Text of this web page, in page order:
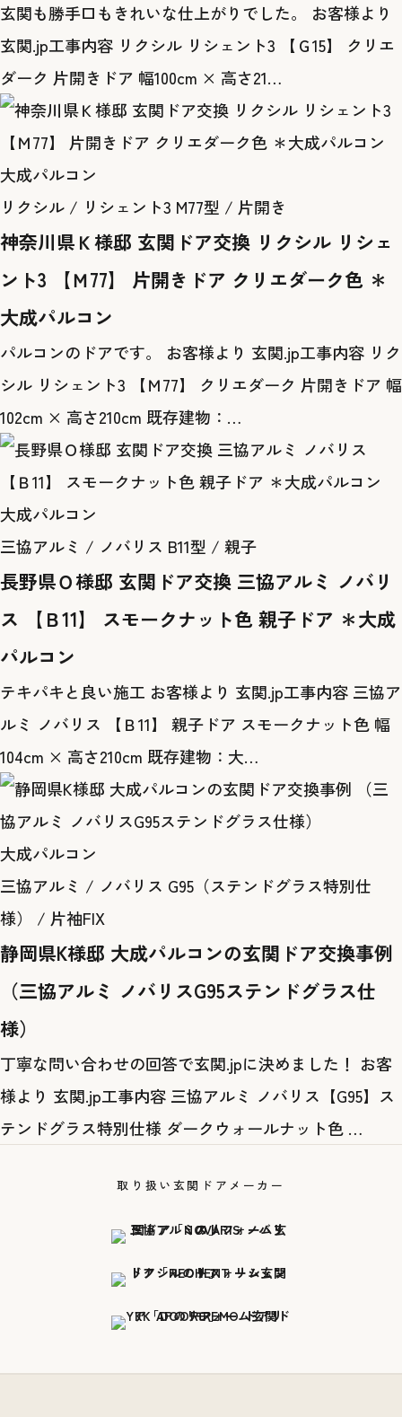
玄関も勝手口もきれいな仕上がりでした。 お客様より
玄関.jp工事内容 リクシル リシェント3 【Ｇ15】 クリエ
ダーク 片開きドア 幅100cm × 高さ21…
大成パルコン
リクシル / リシェント3 M77型 / 片開き
神奈川県Ｋ様邸 玄関ドア交換 リクシル リシェ
ント3 【Ｍ77】 片開きドア クリエダーク色 ＊
大成パルコン
パルコンのドアです。 お客様より 玄関.jp工事内容 リク
シル リシェント3 【Ｍ77】 クリエダーク 片開きドア 幅
102cm × 高さ210cm 既存建物：…
大成パルコン
三協アルミ / ノバリス B11型 / 親子
長野県Ｏ様邸 玄関ドア交換 三協アルミ ノバリ
ス 【Ｂ11】 スモークナット色 親子ドア ＊大成
パルコン
テキパキと良い施工 お客様より 玄関.jp工事内容 三協ア
ルミ ノバリス 【Ｂ11】 親子ドア スモークナット色 幅
104cm × 高さ210cm 既存建物：大…
大成パルコン
三協アルミ / ノバリス G95（ステンドグラス特別仕
様） / 片袖FIX
静岡県K様邸 大成パルコンの玄関ドア交換事例
（三協アルミ ノバリスG95ステンドグラス仕
様）
丁寧な問い合わせの回答で玄関.jpに決めました！ お客
様より 玄関.jp工事内容 三協アルミ ノバリス【G95】ス
テンドグラス特別仕様 ダークウォールナット色 …
取り扱い玄関ドアメーカー